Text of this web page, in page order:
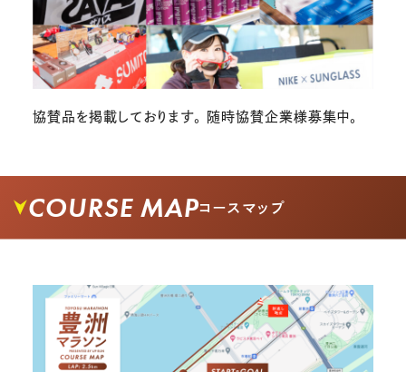
協賛品を掲載しております。 随時協賛企業様募集中。
COURSE MAPコースマップ